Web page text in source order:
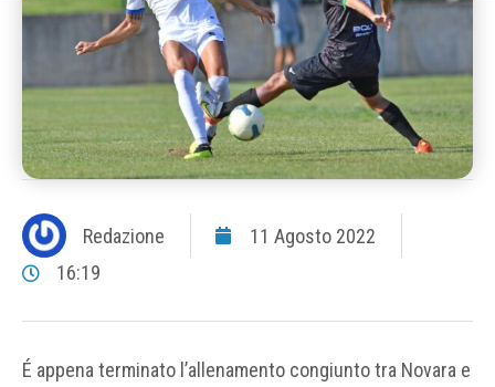
Redazione
11 Agosto 2022
16:19
É appena terminato l’allenamento congiunto tra Novara e